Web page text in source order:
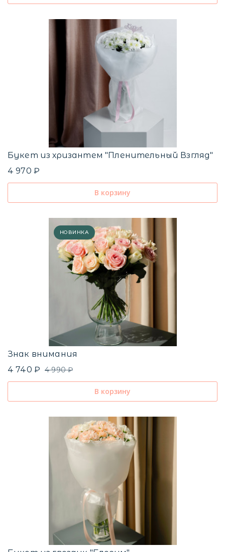
Букет из хризантем "Пленительный Взгляд"
4 970 ₽
В корзину
НОВИНКА
Знак внимания
4 740 ₽ 4 990 ₽
В корзину